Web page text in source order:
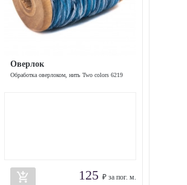
Оверлок
Обработка оверлоком, нить Two colors 6219
add_shopping_cart 125 ₽ за пог. м.